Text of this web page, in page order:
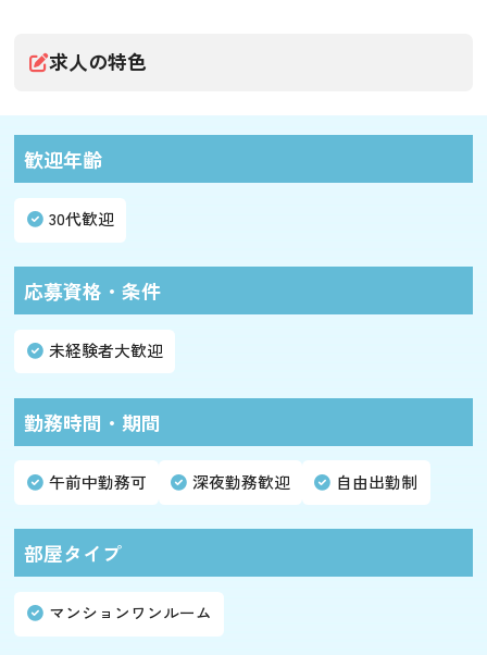
求人の特色
歓迎年齢
30代歓迎
応募資格・条件
未経験者大歓迎
勤務時間・期間
午前中勤務可 深夜勤務歓迎 自由出勤制
部屋タイプ
マンションワンルーム